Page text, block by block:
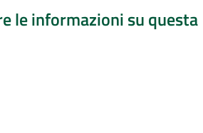
le informazioni su questa